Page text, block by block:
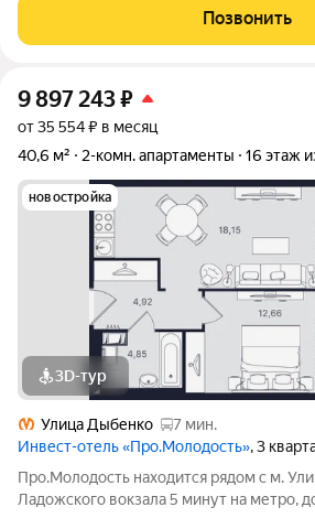
Звоните,пишите,отвечу на все
Просмотры в любое время!
Позвонить
9 897 243₽
от 35 554 ₽ в месяц
40,6 м²
2-комн. апартаменты 16 этаж
новостройка
3D-тур
Улица Дыбенко
7 мин.
Инвест-отель «Про.Молодость», 3
Про.Молодость находится рядом с м.
Ладожского вокзала 5 минут на метро, до